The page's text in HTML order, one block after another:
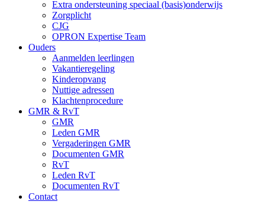
Extra ondersteuning speciaal (basis)onderwijs
Zorgplicht
CJG
OPRON Expertise Team
Ouders
Aanmelden leerlingen
Vakantieregeling
Kinderopvang
Nuttige adressen
Klachtenprocedure
GMR & RvT
GMR
Leden GMR
Vergaderingen GMR
Documenten GMR
RvT
Leden RvT
Documenten RvT
Contact